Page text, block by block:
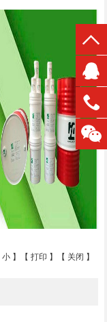
小 】【 打印 】【 关闭 】